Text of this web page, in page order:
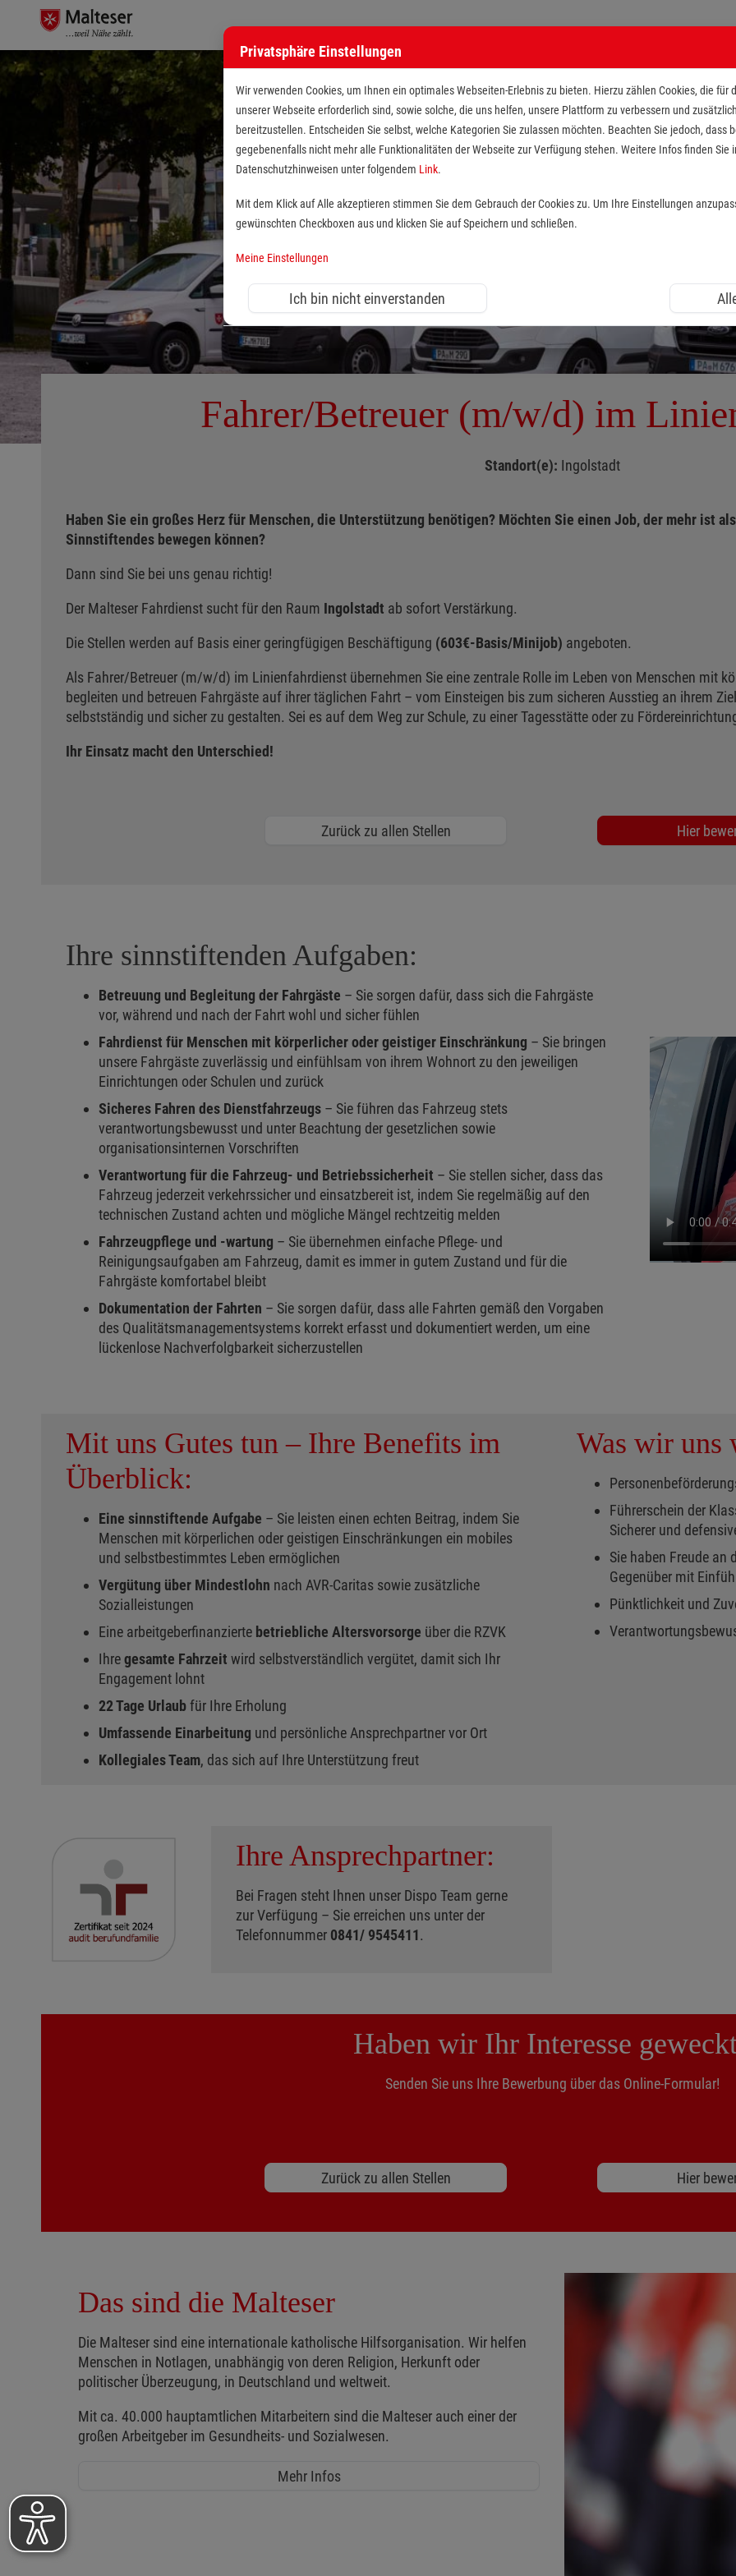
Fahrer/Betreuer (m/w/d) im
Standort(e): Ingolstadt
Haben Sie ein großes Herz für Menschen, die Unterstützung benötigen? Möchten Sie einen Job, der mehr ist
Sinnstiftendes bewegen können?
Dann sind Sie bei uns genau richtig!
Der Malteser Fahrdienst sucht für den Raum Ingolstadt ab sofort Verstärkung.
Die Stellen werden auf Basis einer geringfügigen Beschäftigung (603€-Basis/Minijob) angeboten.
Als Fahrer/Betreuer (m/w/d) im Linienfahrdienst übernehmen Sie eine zentrale Rolle im Leben von Menschen mit
begleiten und betreuen Fahrgäste auf ihrer täglichen Fahrt – vom Einsteigen bis zum sicheren Ausstieg an ihrem
selbstständig und sicher zu gestalten. Sei es auf dem Weg zur Schule, zu einer Tagesstätte oder zu
Ihr Einsatz macht den Unterschied!
Zurück zu allen Stellen Hier
Ihre sinnstiftenden Aufgaben:
Betreuung und Begleitung der Fahrgäste – Sie sorgen dafür, dass sich die Fahrgäste
vor, während und nach der Fahrt wohl und sicher fühlen
Fahrdienst für Menschen mit körperlicher oder geistiger Einschränkung – Sie bringen
unsere Fahrgäste zuverlässig und einfühlsam von ihrem Wohnort zu den jeweiligen
Einrichtungen oder Schulen und zurück
Sicheres Fahren des Dienstfahrzeugs – Sie führen das Fahrzeug stets
verantwortungsbewusst und unter Beachtung der gesetzlichen sowie
organisationsinternen Vorschriften
Verantwortung für die Fahrzeug- und Betriebssicherheit – Sie stellen sicher, dass das
Fahrzeug jederzeit verkehrssicher und einsatzbereit ist, indem Sie regelmäßig auf den
technischen Zustand achten und mögliche Mängel rechtzeitig melden
Fahrzeugpflege und -wartung – Sie übernehmen einfache Pflege- und
Reinigungsaufgaben am Fahrzeug, damit es immer in gutem Zustand und für die
Fahrgäste komfortabel bleibt
Dokumentation der Fahrten – Sie sorgen dafür, dass alle Fahrten gemäß den Vorgaben
des Qualitätsmanagementsystems korrekt erfasst und dokumentiert werden, um eine
lückenlose Nachverfolgbarkeit sicherzustellen
Mit uns Gutes tun – Ihre Benefits im
Überblick:
Eine sinnstiftende Aufgabe – Sie leisten einen echten Beitrag, indem Sie
Menschen mit körperlichen oder geistigen Einschränkungen ein mobiles
und selbstbestimmtes Leben ermöglichen
Vergütung über Mindestlohn nach AVR-Caritas sowie zusätzliche
Sozialleistungen
Eine arbeitgeberfinanzierte betriebliche Altersvorsorge über die RZVK
Ihregesamte Fahrzeit wird selbstverständlich vergütet, damit sich Ihr
Engagement lohnt
22 Tage Urlaubfür Ihre Erholung
Umfassende Einarbeitung und persönliche Ansprechpartner vor Ort
Kollegiales Team, das sich auf Ihre Unterstützung freut
Was wir uns
Führerschein der
Sicherer und
Sie haben Freude an
Gegenüber mit
Pünktlichkeit und
Ihre Ansprechpartner:
Bei Fragen steht Ihnen unser Dispo Team gerne
zur Verfügung – Sie erreichen uns unter der
Telefonnummer 0841/ 9545411.
Haben wir Ihr Interesse
Senden Sie uns Ihre Bewerbung über das Online-Formular!
Zurück zu allen Stellen Hier
Das sind die Malteser
Die Malteser sind eine internationale katholische Hilfsorganisation. Wir helfen
Menschen in Notlagen, unabhängig von deren Religion, Herkunft oder
politischer Überzeugung, in Deutschland und weltweit.
Mit ca. 40.000 hauptamtlichen Mitarbeitern sind die Malteser auch einer der
großen Arbeitgeber im Gesundheits- und Sozialwesen.
Mehr Infos
Privatsphäre Einstellungen
Wir verwenden Cookies, um Ihnen ein optimales Webseiten-Erlebnis zu bieten. Hierzu zählen Cookies, die für
unserer Webseite erforderlich sind, sowie solche, die uns helfen, unsere Plattform zu verbessern und
bereitzustellen. Entscheiden Sie selbst, welche Kategorien Sie zulassen möchten. Beachten Sie jedoch, dass
gegebenenfalls nicht mehr alle Funktionalitäten der Webseite zur Verfügung stehen. Weitere Infos finden Sie
Datenschutzhinweisen unter folgendem Link.
Mit dem Klick auf Alle akzeptieren stimmen Sie dem Gebrauch der Cookies zu. Um Ihre Einstellungen
gewünschten Checkboxen aus und klicken Sie auf Speichern und schließen.
Meine Einstellungen
Ich bin nicht einverstanden